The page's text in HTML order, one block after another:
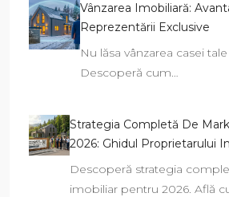
Vânzarea Imobiliară:
Reprezentării Exclusive
Nu lăsa vânzarea casei
Descoperă cum…
Strategia Completă De
2026: Ghidul Proprietarului
Descoperă strategia
imobiliar pentru 2026. Află